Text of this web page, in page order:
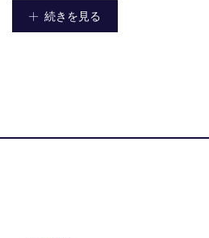
続きを見る